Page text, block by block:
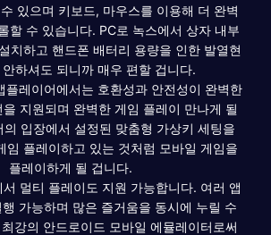
있으며 키보드, 마우스를 이용해 더 완벽
할 수 있습니다. PC로 녹스에서 상자 내부
치하고 핸드폰 배터리 용량을 인한 발열현
하셔도 되니까 매우 편할 겁니다.
플레이어에서는 호환성과 안전성이 완벽한
지원되며 완벽한 게임 플레이 만나게 될
의 입장에서 설정된 맞춤형 가상키 세팅을
임 플레이하고 있는 것처럼 모바일 게임을
플레이하게 될 겁니다.
멀티 플레이도 지원 가능합니다. 여러 앱
가능하며 많은 즐거움을 동시에 누릴 수
강의 안드로이드 모바일 에뮬레이터로써